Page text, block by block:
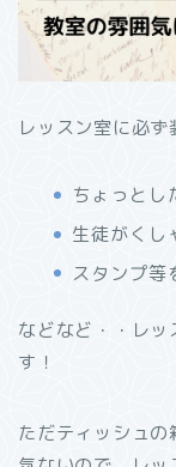
レッスン室に必ず
ちょっとし
生徒がくし
スタンプ等
などなど・・レ
す！
ただティッシュ